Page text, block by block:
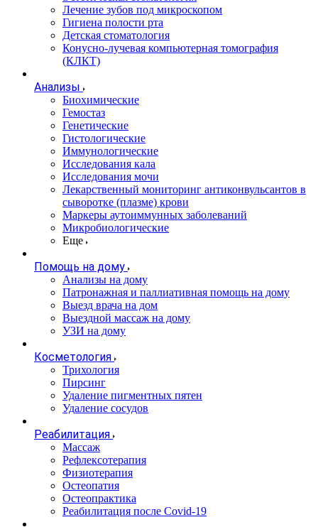
Лечение зубов под микроскопом
Гигиена полости рта
Детская стоматология
Конусно-лучевая компьютерная томография
(КЛКТ)
Анализы
Биохимические
Гемостаз
Генетические
Гистологические
Иммунологические
Исследования кала
Исследования мочи
Лекарственный мониторинг антиконвульсантов в
сыворотке (плазме) крови
Маркеры аутоиммунных заболеваний
Микробиологические
Еще
Помощь на дому
Анализы на дому
Патронажная и паллиативная помощь на дому
Выезд врача на дом
Выездной массаж на дому
УЗИ на дому
Косметология
Трихология
Пирсинг
Удаление пигментных пятен
Удаление сосудов
Реабилитация
Массаж
Рефлексотерапия
Физиотерапия
Остеопатия
Остеопрактика
Реабилитация после Covid-19